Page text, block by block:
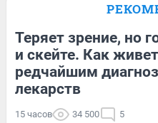
Теряет зрение, но
и скейте. Как
редчайшим
лекарств
15 часов 34 500 5